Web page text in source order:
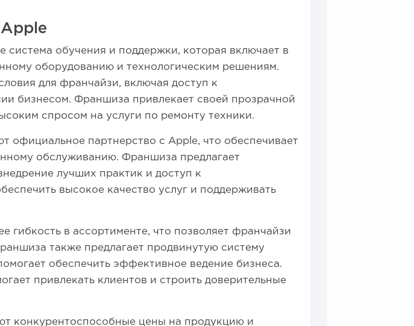
обучения и поддержки, которая включает в
оборудованию и технологическим решениям.
для франчайзи, включая доступ к
бизнесом. Франшиза привлекает своей прозрачной
спросом на услуги по ремонту техники.
партнерство с Apple, что обеспечивает
обслуживанию. Франшиза предлагает
лучших практик и доступ к
высокое качество услуг и поддерживать
в ассортименте, что позволяет франчайзи
также предлагает продвинутую систему
обеспечить эффективное ведение бизнеса.
привлекать клиентов и строить доверительные
конкурентоспособные цены на продукцию и